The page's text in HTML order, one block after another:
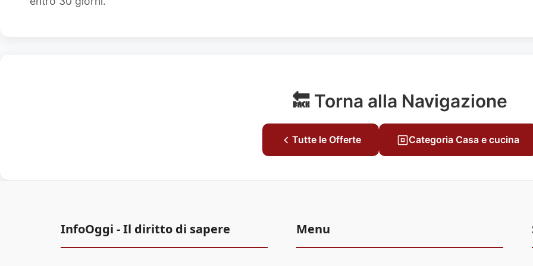
🔙 Torna alla Navigazione
Tutte le Offerte Categoria Casa e cucina
InfoOggi - Il diritto di sapere Menu